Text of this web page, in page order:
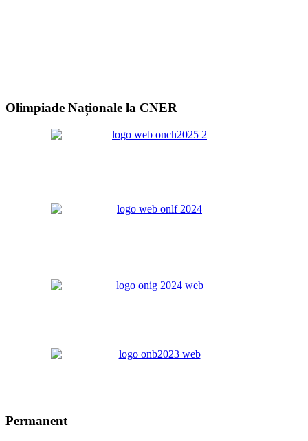
Olimpiade Naționale la CNER
Permanent